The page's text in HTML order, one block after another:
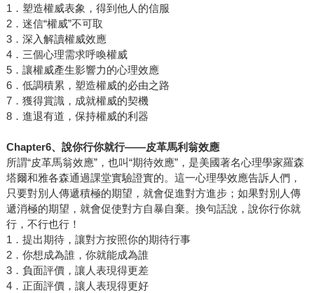
1．塑造權威表象，得到他人的信服
2．迷信“權威”不可取
3．深入解讀權威效應
4．三個心理需求呼喚權威
5．讓權威產生影響力的心理效應
6．低調積累，塑造權威的必由之路
7．獲得賞識，成就權威的契機
8．進退有道，保持權威的利器
Chapter6、說你行你就行——皮革馬利翁效應
所謂“皮革馬翁效應”，也叫“期待效應”，是美國著名心理學家羅森
塔爾和雅各森通過課堂實驗證實的。這一心理學效應告訴人們，
只要對別人傳遞積極的期望，就會促進對方進步；如果對別人傳
遞消極的期望，就會促使對方自暴自棄。換句話說，說你行你就
行，不行也行！
1．提出期待，讓對方按照你的期待行事
2．你想成為誰，你就能成為誰
3．負面評價，讓人表現得更差
4．正面評價，讓人表現得更好